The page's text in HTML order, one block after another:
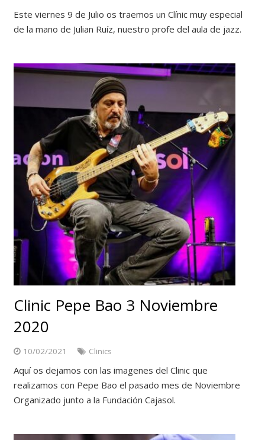
Este viernes 9 de Julio os traemos un Clínic muy especial
de la mano de Julian Ruíz, nuestro profe del aula de jazz.
Clinic Pepe Bao 3 Noviembre
2020
10/02/2021 Clinics
Aquí os dejamos con las imagenes del Clinic que
realizamos con Pepe Bao el pasado mes de Noviembre
Organizado junto a la Fundación Cajasol.